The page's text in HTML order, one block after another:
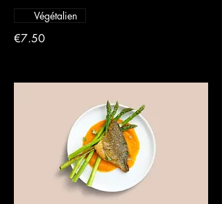
€7.50
Végétalien